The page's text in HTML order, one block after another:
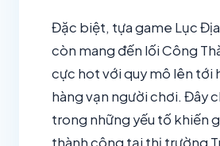
Đặc biệt, tựa game Lục
còn mang đến lối Công
cực hot với quy mô lên tới
hàng vạn người chơi. Đây
trong những yếu tố khiến